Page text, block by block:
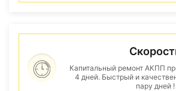
Капитальный ремонт АКПП
4 дней. Быстрый и
пару дней !